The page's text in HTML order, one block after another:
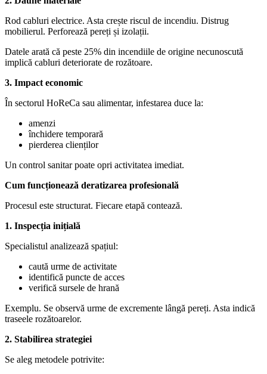
Rod cabluri electrice. Asta crește riscul de incendiu. Distrug
mobilierul. Perforează pereți și izolații.
Datele arată că peste 25% din incendiile de origine necunoscută
implică cabluri deteriorate de rozătoare.
3. Impact economic
În sectorul HoReCa sau alimentar, infestarea duce la:
amenzi
închidere temporară
pierderea clienților
Un control sanitar poate opri activitatea imediat.
Cum funcționează deratizarea profesională
Procesul este structurat. Fiecare etapă contează.
1. Inspecția inițială
Specialistul analizează spațiul:
caută urme de activitate
identifică puncte de acces
verifică sursele de hrană
Exemplu. Se observă urme de excremente lângă pereți. Asta indică
traseele rozătoarelor.
2. Stabilirea strategiei
Se aleg metodele potrivite: